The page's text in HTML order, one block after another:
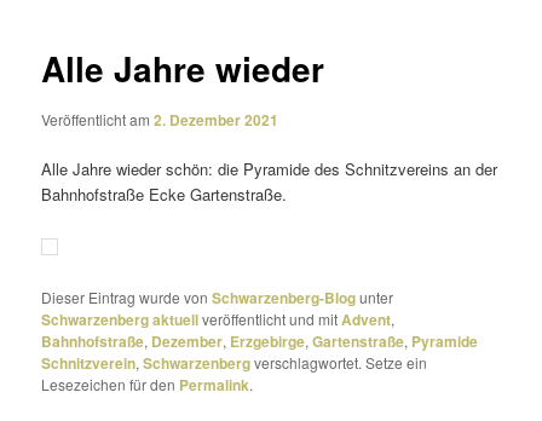
Alle Jahre wieder
Veröffentlicht am2. Dezember 2021
Alle Jahre wieder schön: die Pyramide des Schnitzvereins an der
Bahnhofstraße Ecke Gartenstraße.
Dieser Eintrag wurde vonSchwarzenberg-Blogunter
Schwarzenberg aktuellveröffentlicht und mitAdvent,
Bahnhofstraße, Dezember, Erzgebirge,Gartenstraße, Pyramide
Schnitzverein,Schwarzenbergverschlagwortet. Setze ein
Lesezeichen für den Permalink.